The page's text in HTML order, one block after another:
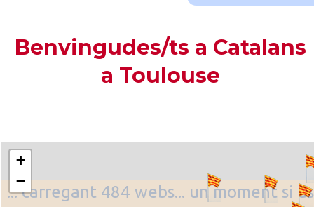
Benvingudes/ts a Catalans
a Toulouse
... carregant 484 webs... un moment si us
+
−